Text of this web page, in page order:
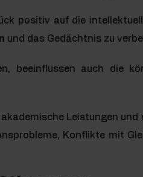
positiv auf die
und das Gedächtnis zu
beeinflussen auch die
Leistungen und
Konflikte mit